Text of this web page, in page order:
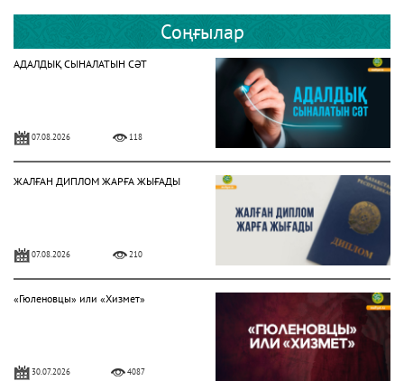
Соңғылар
АДАЛДЫҚ СЫНАЛАТЫН СӘТ
07.08.2026 118
ЖАЛҒАН ДИПЛОМ ЖАРҒА ЖЫҒАДЫ
07.08.2026 210
«Гюленовцы» или «Хизмет»
30.07.2026 4087